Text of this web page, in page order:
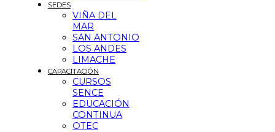
SEDES
VIÑA DEL
MAR
SAN ANTONIO
LOS ANDES
LIMACHE
CAPACITACIÓN
CURSOS
SENCE
EDUCACIÓN
CONTINUA
OTEC